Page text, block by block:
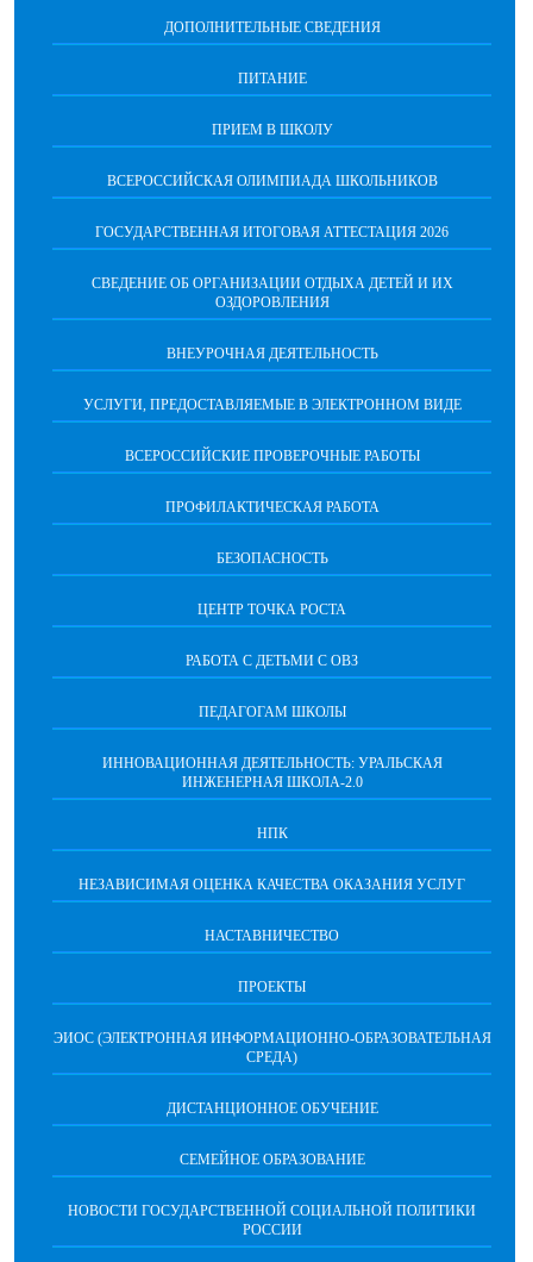
ДОПОЛНИТЕЛЬНЫЕ СВЕДЕНИЯ
ПИТАНИЕ
ПРИЕМ В ШКОЛУ
ВСЕРОССИЙСКАЯ ОЛИМПИАДА ШКОЛЬНИКОВ
ГОСУДАРСТВЕННАЯ ИТОГОВАЯ АТТЕСТАЦИЯ 2026
СВЕДЕНИЕ ОБ ОРГАНИЗАЦИИ ОТДЫХА ДЕТЕЙ И ИХ
ОЗДОРОВЛЕНИЯ
ВНЕУРОЧНАЯ ДЕЯТЕЛЬНОСТЬ
УСЛУГИ, ПРЕДОСТАВЛЯЕМЫЕ В ЭЛЕКТРОННОМ ВИДЕ
ВСЕРОССИЙСКИЕ ПРОВЕРОЧНЫЕ РАБОТЫ
ПРОФИЛАКТИЧЕСКАЯ РАБОТА
БЕЗОПАСНОСТЬ
ЦЕНТР ТОЧКА РОСТА
РАБОТА С ДЕТЬМИ С ОВЗ
ПЕДАГОГАМ ШКОЛЫ
ИННОВАЦИОННАЯ ДЕЯТЕЛЬНОСТЬ: УРАЛЬСКАЯ
ИНЖЕНЕРНАЯ ШКОЛА-2.0
НПК
НЕЗАВИСИМАЯ ОЦЕНКА КАЧЕСТВА ОКАЗАНИЯ УСЛУГ
НАСТАВНИЧЕСТВО
ПРОЕКТЫ
ЭИОС (ЭЛЕКТРОННАЯ ИНФОРМАЦИОННО-ОБРАЗОВАТЕЛЬНАЯ
СРЕДА)
ДИСТАНЦИОННОЕ ОБУЧЕНИЕ
СЕМЕЙНОЕ ОБРАЗОВАНИЕ
НОВОСТИ ГОСУДАРСТВЕННОЙ СОЦИАЛЬНОЙ ПОЛИТИКИ
РОССИИ